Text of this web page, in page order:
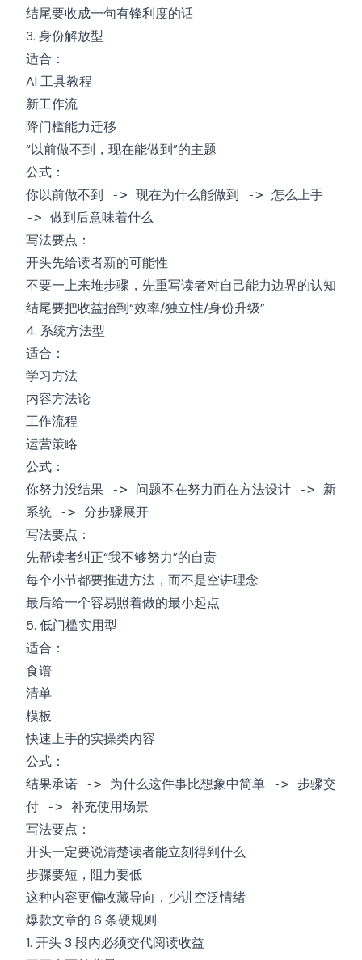
结尾要收成一句有锋利度的话
3. 身份解放型
适合：
AI 工具教程
新工作流
降门槛能力迁移
“以前做不到，现在能做到”的主题
公式：
你以前做不到 -> 现在为什么能做到 -> 怎么上手
-> 做到后意味着什么
写法要点：
开头先给读者新的可能性
不要一上来堆步骤，先重写读者对自己能力边界的认知
结尾要把收益抬到“效率/独立性/身份升级”
4. 系统方法型
适合：
学习方法
内容方法论
工作流程
运营策略
公式：
你努力没结果 -> 问题不在努力而在方法设计 -> 新
系统 -> 分步骤展开
写法要点：
先帮读者纠正“我不够努力”的自责
每个小节都要推进方法，而不是空讲理念
最后给一个容易照着做的最小起点
5. 低门槛实用型
适合：
食谱
清单
模板
快速上手的实操类内容
公式：
结果承诺 -> 为什么这件事比想象中简单 -> 步骤交
付 -> 补充使用场景
写法要点：
开头一定要说清楚读者能立刻得到什么
步骤要短，阻力要低
这种内容更偏收藏导向，少讲空泛情绪
爆款文章的 6 条硬规则
1. 开头 3 段内必须交代阅读收益